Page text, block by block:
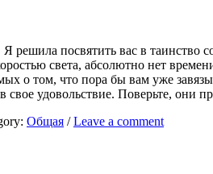
Я решила посвятить вас в
света, абсолютно нет
о том, что пора бы вам уже
удовольствие. Поверьте, они
Общая / Leave a comment